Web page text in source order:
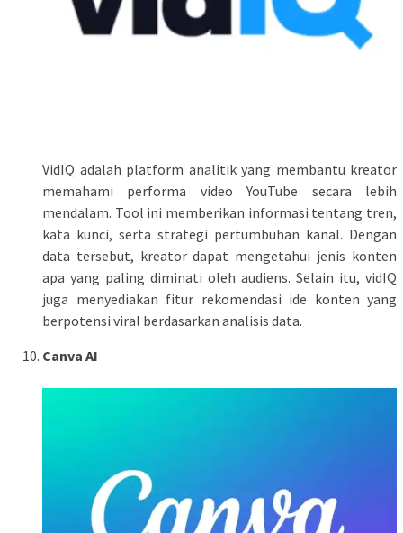
VidIQ adalah platform analitik yang membantu kreator
memahami performa video YouTube secara lebih
mendalam. Tool ini memberikan informasi tentang tren,
kata kunci, serta strategi pertumbuhan kanal. Dengan
data tersebut, kreator dapat mengetahui jenis konten
apa yang paling diminati oleh audiens. Selain itu, vidIQ
juga menyediakan fitur rekomendasi ide konten yang
berpotensi viral berdasarkan analisis data.
Canva AI